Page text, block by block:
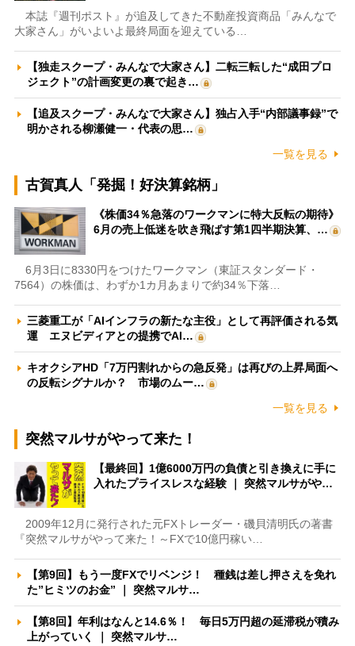
本誌『週刊ポスト』が追及してきた不動産投資商品「みんなで
大家さん」がいよいよ最終局面を迎えている…
【独走スクープ・みんなで大家さん】二転三転した“成田プロ
ジェクト”の計画変更の裏で起き…
【追及スクープ・みんなで大家さん】独占入手“内部議事録”で
明かされる柳瀬健一・代表の思…
一覧を見る
古賀真人「発掘！好決算銘柄」
《株価34％急落のワークマンに特大反転の期待》
6月の売上低迷を吹き飛ばす第1四半期決算、…
6月3日に8330円をつけたワークマン（東証スタンダード・
7564）の株価は、わずか1カ月あまりで約34％下落…
三菱重工が「AIインフラの新たな主役」として再評価される気
運 エヌビディアとの提携でAI…
キオクシアHD「7万円割れからの急反発」は再びの上昇局面へ
の反転シグナルか？ 市場のムー…
一覧を見る
突然マルサがやって来た！
【最終回】1億6000万円の負債と引き換えに手に
入れたプライスレスな経験 ｜ 突然マルサがや…
2009年12月に発行された元FXトレーダー・磯貝清明氏の著書
『突然マルサがやって来た！～FXで10億円稼い…
【第9回】もう一度FXでリベンジ！ 種銭は差し押さえを免れ
た”ヒミツのお金” ｜ 突然マルサ…
【第8回】年利はなんと14.6％！ 毎日5万円超の延滞税が積み
上がっていく ｜ 突然マルサ…